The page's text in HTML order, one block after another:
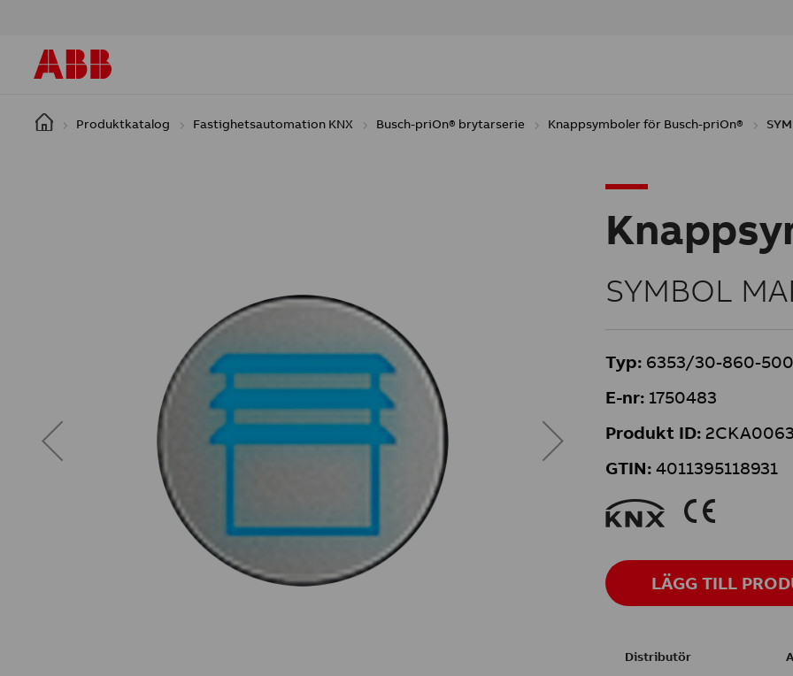
Produktkatalog Fastighetsautomation KNX Busch-priOn® brytarserie Knappsymboler för Busch-priOn®
SYMBOL
Typ: 6353/30-860-500
E-nr: 1750483
Produkt ID:
GTIN: 4011395118931
9 K
LÄGG TILL
Distributör